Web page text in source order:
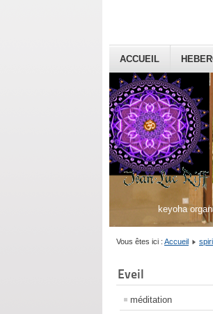
keyoha
ACCUEIL
Vous êtes ici : Accueil
Eveil
méditation